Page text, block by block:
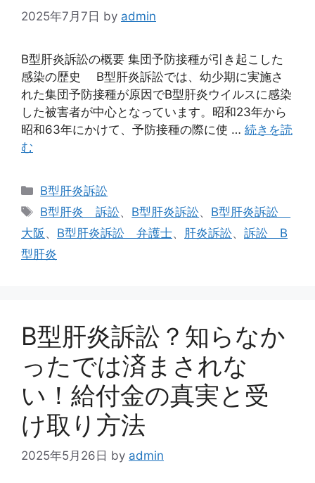
2025年7月7日 by admin
B型肝炎訴訟の概要 集団予防接種が引き起こした
感染の歴史 B型肝炎訴訟では、幼少期に実施さ
れた集団予防接種が原因でB型肝炎ウイルスに感染
した被害者が中心となっています。昭和23年から
昭和63年にかけて、予防接種の際に使 … 続きを読
む
カ
テ
リ
ー
B型肝炎訴訟
タ
グ
B型肝炎 訴訟、 B型肝炎訴訟、 B型肝炎訴訟
大阪 、 B型肝炎訴訟 弁護士、 肝炎訴訟、 訴訟 B
型肝炎
B型肝炎訴訟？知らなか
ったでは済まされな
い！給付金の真実と受
け取り方法
2025年5月26日 by admin